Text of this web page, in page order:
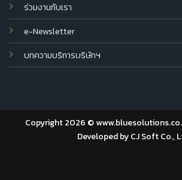
ร่วมงานกับเรา
e-Newsletter
บทความบริการบริษัทฯ
Copyright 2026 ©
Developed byCJ Soft Co.,